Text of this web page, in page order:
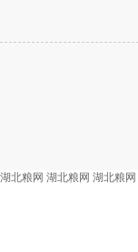
湖北粮网 湖北粮网 湖北粮网